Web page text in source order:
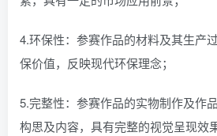
4.环保性：参赛作品的材料及其生产
保价值，反映现代环保理念；
5.完整性：参赛作品的实物制作及作
构思及内容，具有完整的视觉呈现效果